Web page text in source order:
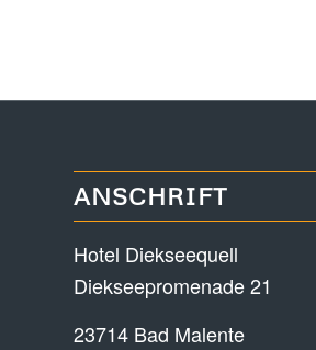
ANSCHRIFT
Hotel Diekseequell
Diekseepromenade 21
23714 Bad Malente